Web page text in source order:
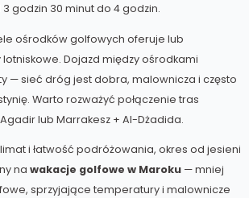
godzin 30 minut do 4 godzin.
ośrodków golfowych oferuje lub
Dojazd między ośrodkami
— sieć dróg jest dobra, malownicza i często
Warto rozważyć połączenie tras
lub Marrakesz + Al-Dżadida.
i łatwość podróżowania, okres od jesieni
na wakacje golfowe w Maroku — mniej
sprzyjające temperatury i malownicze